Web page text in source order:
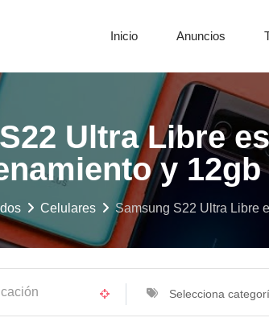
Inicio Anuncios
Ultra Libre
y 12gb
Celulares Samsung S22 Ultra Libre
Selecciona